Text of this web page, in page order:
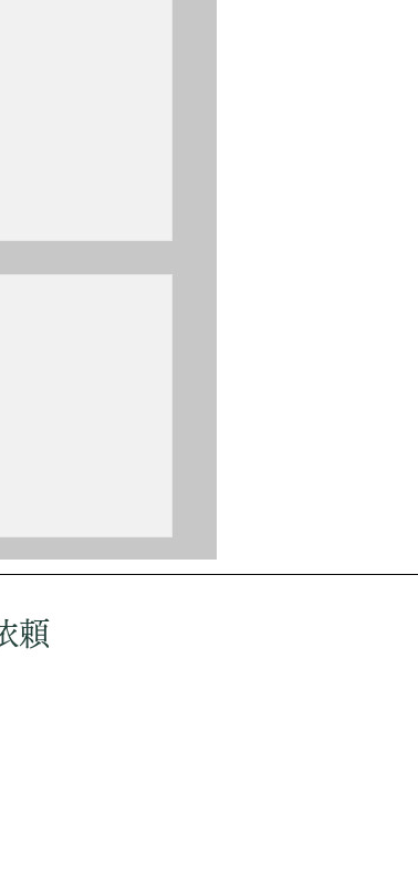
・
る。しかし神
を勉強したり陸
で演奏活動を行
ルの入団試験に
頼